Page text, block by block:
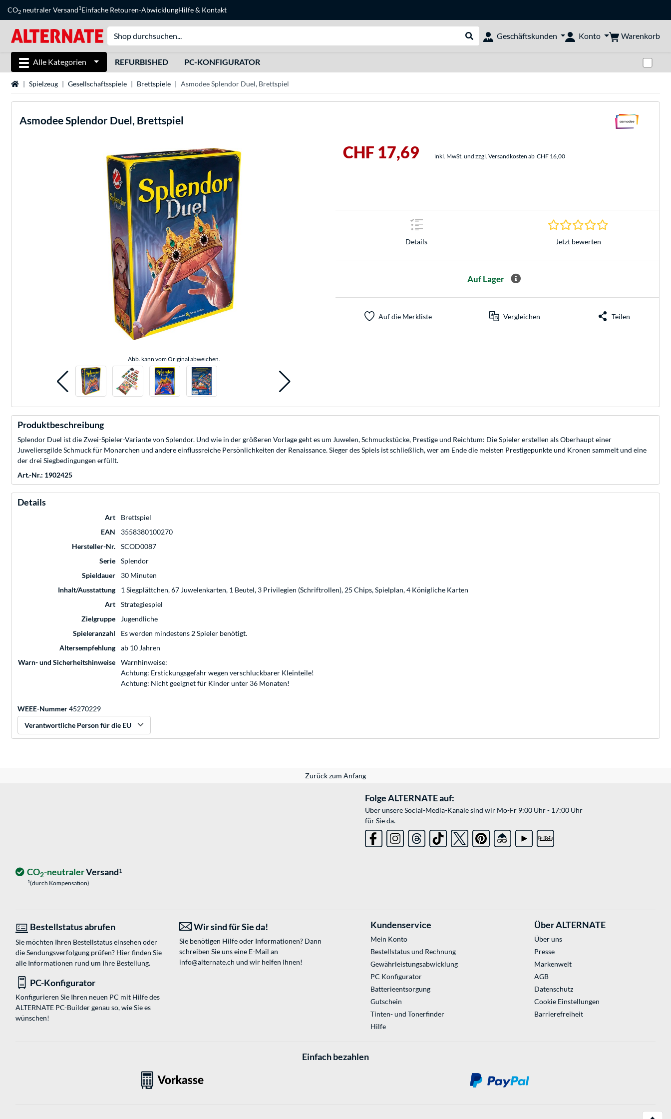
CO2 neutraler Versand1Einfache Retouren-AbwicklungHilfe& Kontakt
Suche durchführen
Geschäftskunden Konto Warenkorb
Alle Kategorien REFURBISHED PC-KONFIGURATOR
StartseiteSpielzeug Gesellschaftsspiele Brettspiele Asmodee Splendor Duel, Brettspiel
AsmodeeSplendor Duel, Brettspiel
Abb. kann vom Original abweichen.
CHF 17,69 inkl. MwSt. und zzgl. Versandkosten ab CHF 16,00
Details
0.0 Sterne bei 0
Jetzt bewerten
Auf Lager
Auf die Merkliste Vergleichen Teilen
Produktbeschreibung
Splendor Duel ist die Zwei-Spieler-Variante von Splendor. Und wie in der größeren Vorlage geht es um Juwelen, Schmuckstücke, Prestige und Reichtum: Die Spieler erstellen als Oberhaupt einer
Juweliersgilde Schmuck für Monarchen und andere einflussreiche Persönlichkeiten der Renaissance. Sieger des Spiels ist schließlich, wer am Ende die meisten Prestigepunkte und Kronen sammelt und eine
der drei Siegbedingungen erfüllt.
Art.-Nr.: 1902425
Details
Art
Brettspiel
EAN
3558380100270
Hersteller-Nr.
SCOD0087
Serie
Splendor
Spieldauer
30 Minuten
Inhalt/Ausstattung
1 Siegplättchen, 67 Juwelenkarten, 1 Beutel, 3 Privilegien (Schriftrollen), 25 Chips, Spielplan, 4 Königliche Karten
Art
Strategiespiel
Zielgruppe
Jugendliche
Spieleranzahl
Es werden mindestens 2 Spieler benötigt.
Altersempfehlung
ab 10 Jahren
Warn- und Sicherheitshinweise
Warnhinweise:
Achtung: Erstickungsgefahr wegen verschluckbarer Kleinteile!
Achtung: Nicht geeignet für Kinder unter 36 Monaten!
WEEE-Nummer45270229
Verantwortliche Person für die EU
Zurück zum Anfang
Folge ALTERNATE auf:
Über unsere Social-Media-Kanäle sind wir Mo-Fr 9:00 Uhr - 17:00 Uhr
für Sie da.
CO2-neutralerVersand1
1(durch Kompensation)
Bestellstatus abrufen
Sie möchten Ihren Bestellstatus einsehen oder
die Sendungsverfolgung prüfen? Hier finden Sie
alle Informationen rund um Ihre Bestellung.
Wir sind für Sie da!
Sie benötigen Hilfe oder Informationen? Dann
schreiben Sie uns eine E-Mail an
info@alternate.ch und wir helfen Ihnen!
PC-Konfigurator
Konfigurieren Sie Ihren neuen PC mit Hilfe des
ALTERNATE PC-Builder genau so, wie Sie es
wünschen!
Kundenservice
Mein Konto
Bestellstatus und Rechnung
Gewährleistungsabwicklung
PC Konfigurator
Batterieentsorgung
Gutschein
Tinten- und Tonerfinder
Hilfe
Über ALTERNATE
Über uns
Presse
Markenwelt
AGB
Datenschutz
Cookie Einstellungen
Barrierefreiheit
Einfach bezahlen